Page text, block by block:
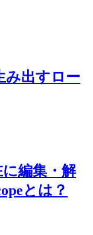
み出すロー
編集・解
とは？